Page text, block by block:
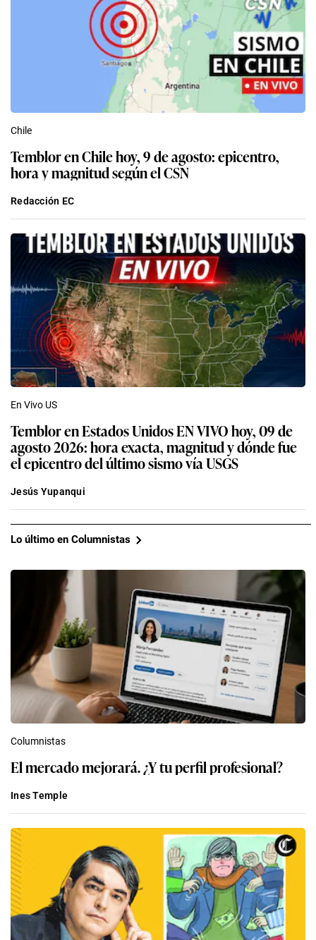
Chile
Temblor en Chile hoy, 9 de agosto: epicentro,
hora y magnitud según el CSN
Redacción EC
En Vivo US
Temblor en Estados Unidos EN VIVO hoy, 09 de
agosto 2026: hora exacta, magnitud y dónde fue
el epicentro del último sismo vía USGS
Jesús Yupanqui
Lo último en Columnistas
Columnistas
El mercado mejorará. ¿Y tu perfil profesional?
Ines Temple